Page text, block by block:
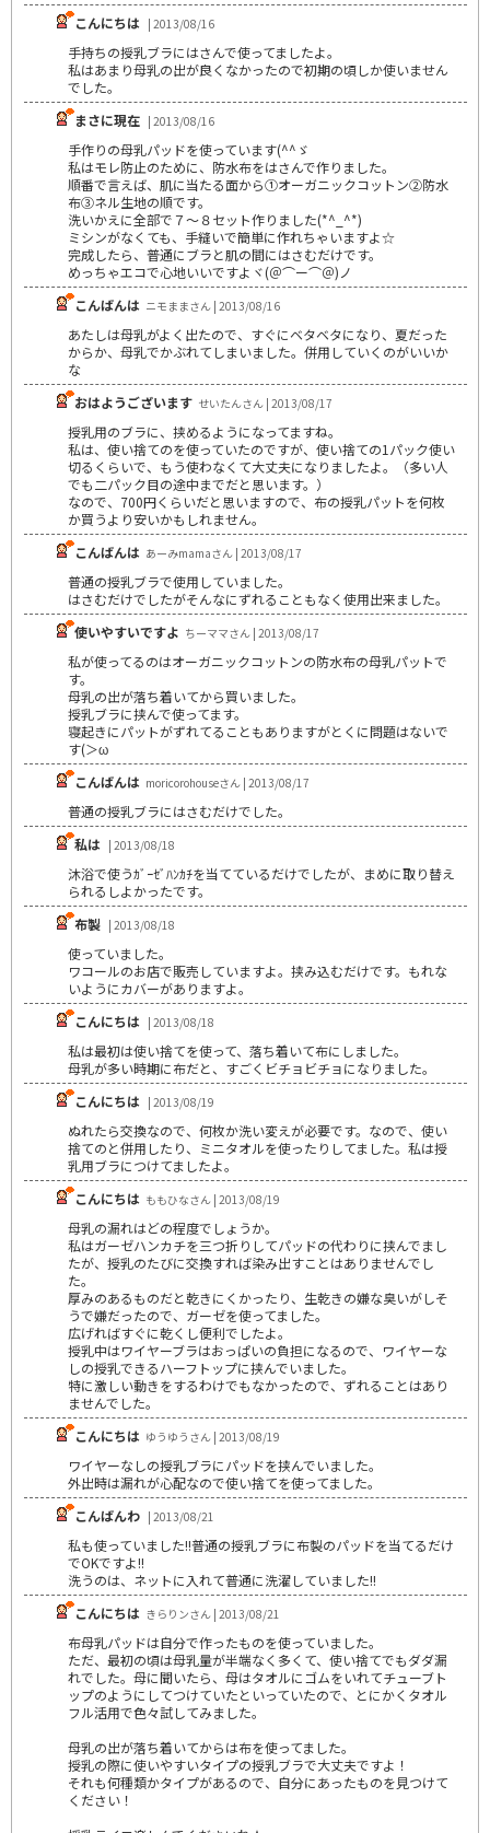
こんにちは | 2013/08/16
手持ちの授乳ブラにはさんで使ってましたよ。
私はあまり母乳の出が良くなかったので初期の頃しか使いません
でした。
まさに現在 | 2013/08/16
手作りの母乳パッドを使っています(^^ゞ
私はモレ防止のために、防水布をはさんで作りました。
順番で言えば、肌に当たる面から①オーガニックコットン②防水
布③ネル生地の順です。
洗いかえに全部で７～８セット作りました(*^_^*)
ミシンがなくても、手縫いで簡単に作れちゃいますよ☆
完成したら、普通にブラと肌の間にはさむだけです。
めっちゃエコで心地いいですよヾ(＠⌒ー⌒＠)ノ
こんばんは ニモままさん | 2013/08/16
あたしは母乳がよく出たので、すぐにベタベタになり、夏だった
からか、母乳でかぶれてしまいました。併用していくのがいいか
な
おはようございます せいたんさん | 2013/08/17
授乳用のブラに、挟めるようになってますね。
私は、使い捨てのを使っていたのですが、使い捨ての1パック使い
切るくらいで、もう使わなくて大丈夫になりましたよ。（多い人
でも二パック目の途中までだと思います。）
なので、700円くらいだと思いますので、布の授乳パットを何枚
か買うより安いかもしれません。
こんばんは あーみmamaさん | 2013/08/17
普通の授乳ブラで使用していました。
はさむだけでしたがそんなにずれることもなく使用出来ました。
使いやすいですよ ちーママさん | 2013/08/17
私が使ってるのはオーガニックコットンの防水布の母乳パットで
す。
母乳の出が落ち着いてから買いました。
授乳ブラに挟んで使ってます。
寝起きにパットがずれてることもありますがとくに問題はないで
す(＞ω
こんばんは moricorohouseさん | 2013/08/17
普通の授乳ブラにはさむだけでした。
私は | 2013/08/18
沐浴で使うｶﾞｰｾﾞﾊﾝｶﾁを当てているだけでしたが、まめに取り替え
られるしよかったです。
布製 | 2013/08/18
使っていました。
ワコールのお店で販売していますよ。挟み込むだけです。もれな
いようにカバーがありますよ。
こんにちは | 2013/08/18
私は最初は使い捨てを使って、落ち着いて布にしました。
母乳が多い時期に布だと、すごくビチョビチョになりました。
こんにちは | 2013/08/19
ぬれたら交換なので、何枚か洗い変えが必要です。なので、使い
捨てのと併用したり、ミニタオルを使ったりしてました。私は授
乳用ブラにつけてましたよ。
こんにちは ももひなさん | 2013/08/19
母乳の漏れはどの程度でしょうか。
私はガーゼハンカチを三つ折りしてパッドの代わりに挟んでまし
たが、授乳のたびに交換すれば染み出すことはありませんでし
た。
厚みのあるものだと乾きにくかったり、生乾きの嫌な臭いがしそ
うで嫌だったので、ガーゼを使ってました。
広げればすぐに乾くし便利でしたよ。
授乳中はワイヤーブラはおっぱいの負担になるので、ワイヤーな
しの授乳できるハーフトップに挟んでいました。
特に激しい動きをするわけでもなかったので、ずれることはあり
ませんでした。
こんにちは ゆうゆうさん | 2013/08/19
ワイヤーなしの授乳ブラにパッドを挟んでいました。
外出時は漏れが心配なので使い捨てを使ってました。
こんばんわ | 2013/08/21
私も使っていました!!普通の授乳ブラに布製のパッドを当てるだけ
でOKですよ!!
洗うのは、ネットに入れて普通に洗濯していました!!
こんにちは きらりンさん | 2013/08/21
布母乳パッドは自分で作ったものを使っていました。
ただ、最初の頃は母乳量が半端なく多くて、使い捨てでもダダ漏
れでした。母に聞いたら、母はタオルにゴムをいれてチューブト
ップのようにしてつけていたといっていたので、とにかくタオル
フル活用で色々試してみました。
母乳の出が落ち着いてからは布を使ってました。
授乳の際に使いやすいタイプの授乳ブラで大丈夫ですよ！
それも何種類かタイプがあるので、自分にあったものを見つけて
ください！